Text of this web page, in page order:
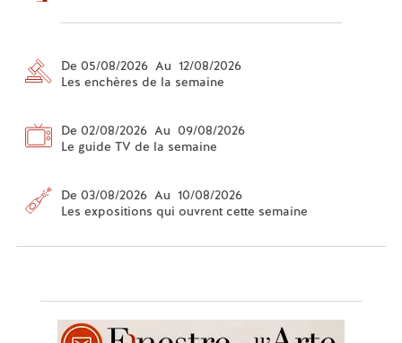
De 05/08/2026 Au 12/08/2026
Les enchères de la semaine
De 02/08/2026 Au 09/08/2026
Le guide TV de la semaine
De 03/08/2026 Au 10/08/2026
Les expositions qui ouvrent cette semaine